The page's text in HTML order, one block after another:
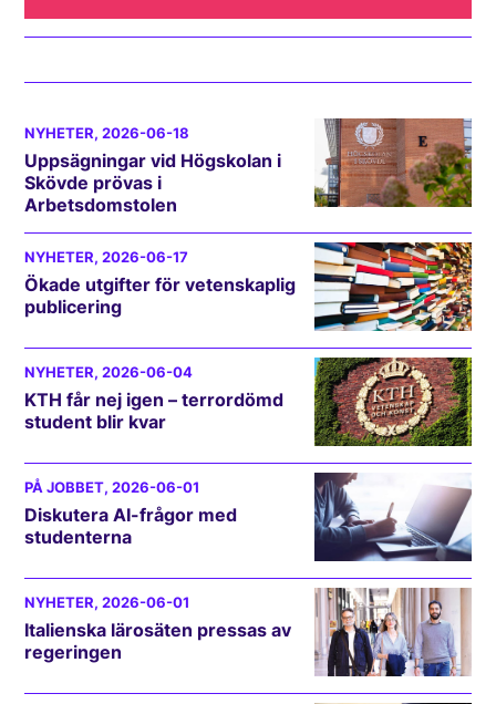
NYHETER, 2026-06-18
Uppsägningar vid Högskolan i
Skövde prövas i
Arbetsdomstolen
NYHETER, 2026-06-17
Ökade utgifter för vetenskaplig
publicering
NYHETER, 2026-06-04
KTH får nej igen – terrordömd
student blir kvar
PÅ JOBBET, 2026-06-01
Diskutera AI-frågor med
studenterna
NYHETER, 2026-06-01
Italienska lärosäten pressas av
regeringen